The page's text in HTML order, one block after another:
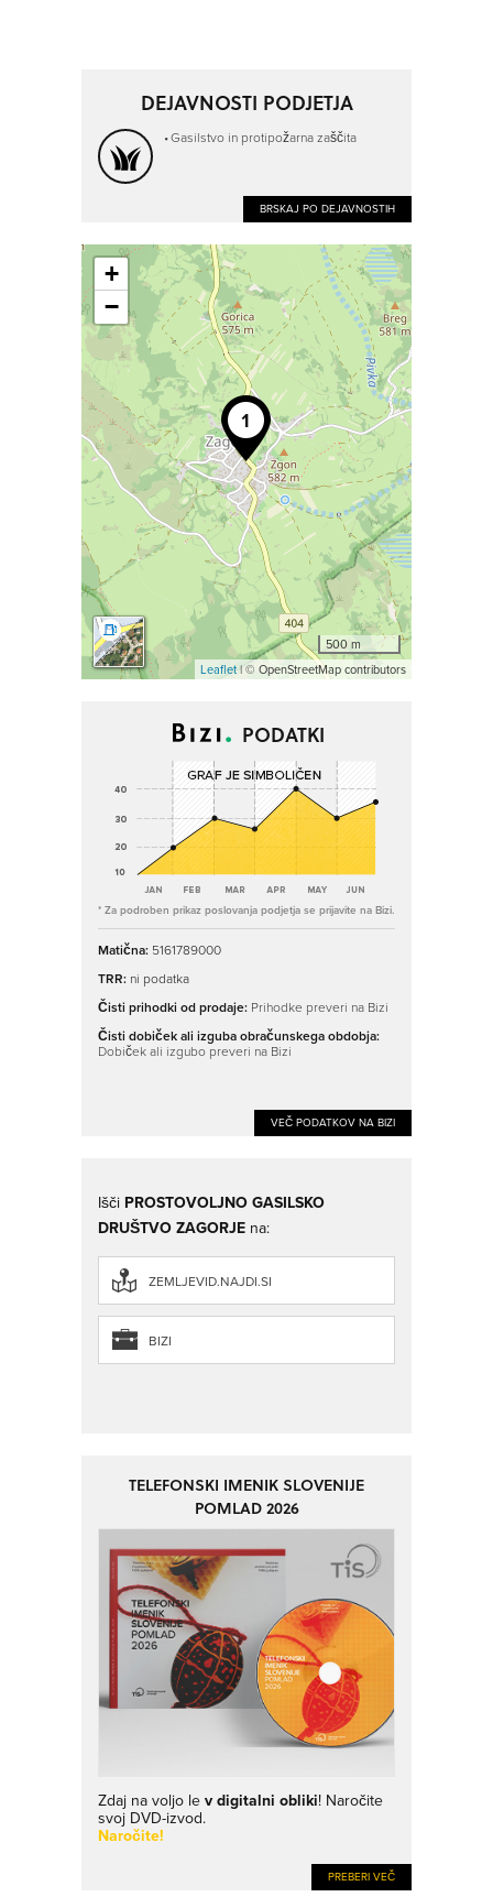
DEJAVNOSTI PODJETJA
Gasilstvo in protipožarna zaščita
BRSKAJ PO DEJAVNOSTIH
+
−
500 m
Leaflet| © OpenStreetMap contributors
PODATKI
* Za podroben prikaz poslovanja podjetja se prijavite na Bizi.
Matična: 5161789000
TRR: ni podatka
Čisti prihodki od prodaje: Prihodke preveri na Bizi
Čisti dobiček ali izguba obračunskega obdobja:
Dobiček ali izgubo preveri na Bizi
VEČ PODATKOV NA BIZI
Išči PROSTOVOLJNO GASILSKO
DRUŠTVO ZAGORJE na:
ZEMLJEVID.NAJDI.SI
BIZI
TELEFONSKI IMENIK SLOVENIJE
POMLAD 2026
Zdaj na voljo lev digitalni obliki! Naročite
svoj DVD-izvod.
Naročite!
PREBERI VEČ